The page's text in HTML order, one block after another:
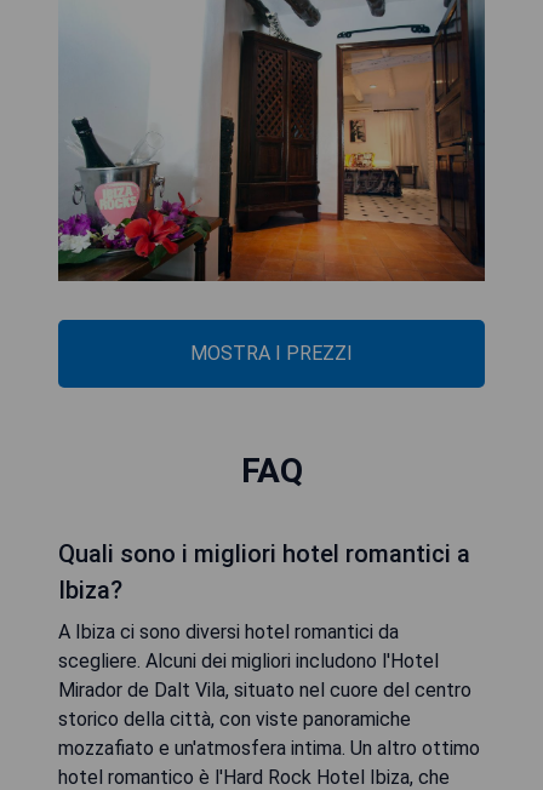
MOSTRA I PREZZI
FAQ
Quali sono i migliori hotel romantici a
Ibiza?
A Ibiza ci sono diversi hotel romantici da
scegliere. Alcuni dei migliori includono l'Hotel
Mirador de Dalt Vila, situato nel cuore del centro
storico della città, con viste panoramiche
mozzafiato e un'atmosfera intima. Un altro ottimo
hotel romantico è l'Hard Rock Hotel Ibiza, che